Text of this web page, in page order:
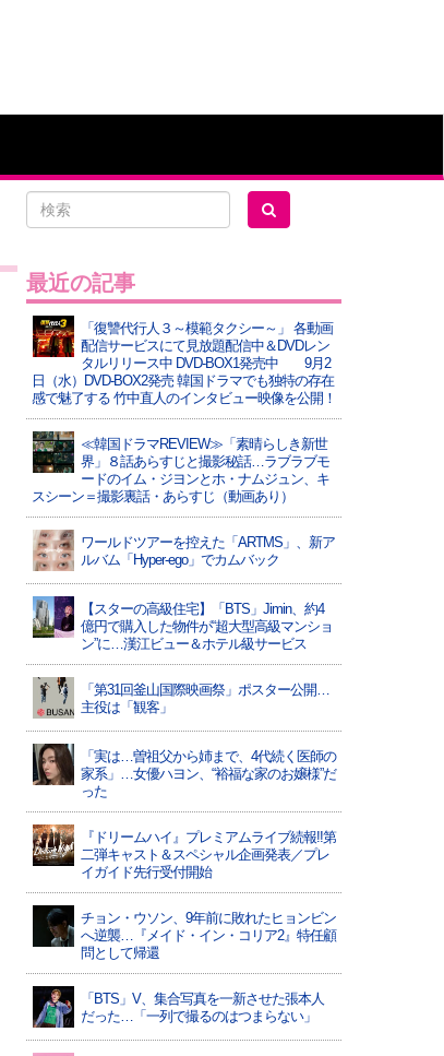
最近の記事
「復讐代行人３～模範タクシー～」 各動画
配信サービスにて見放題配信中＆DVDレン
タルリリース中 DVD-BOX1発売中 9月2
日（水）DVD-BOX2発売 韓国ドラマでも独特の存在
感で魅了する 竹中直人のインタビュー映像を公開！
≪韓国ドラマREVIEW≫「素晴らしき新世
界」８話あらすじと撮影秘話…ラブラブモ
ードのイム・ジヨンとホ・ナムジュン、キ
スシーン＝撮影裏話・あらすじ（動画あり）
ワールドツアーを控えた「ARTMS」、新ア
ルバム「Hyper-ego」でカムバック
【スターの高級住宅】「BTS」Jimin、約4
億円で購入した物件が“超大型高級マンショ
ン”に…漢江ビュー＆ホテル級サービス
「第31回釜山国際映画祭」ポスター公開…
主役は「観客」
「実は…曽祖父から姉まで、4代続く医師の
家系」…女優ハヨン、“裕福な家のお嬢様”だ
った
『ドリームハイ』プレミアムライブ続報!!第
二弾キャスト＆スペシャル企画発表／プレ
イガイド先行受付開始
チョン・ウソン、9年前に敗れたヒョンビン
へ逆襲…『メイド・イン・コリア2』特任顧
問として帰還
「BTS」V、集合写真を一新させた張本人
だった…「一列で撮るのはつまらない」